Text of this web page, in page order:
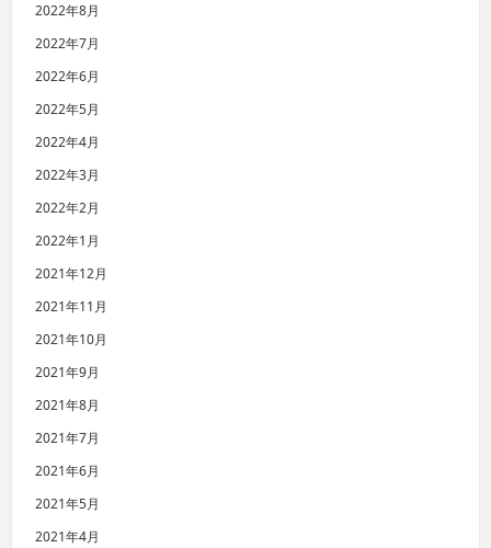
2022年8月
2022年7月
2022年6月
2022年5月
2022年4月
2022年3月
2022年2月
2022年1月
2021年12月
2021年11月
2021年10月
2021年9月
2021年8月
2021年7月
2021年6月
2021年5月
2021年4月